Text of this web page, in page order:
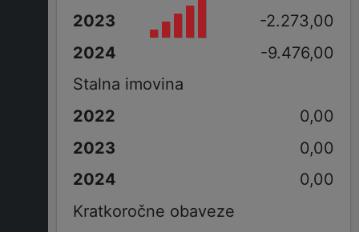
-2.273,00
-9.476,00
Stalna imovina
0,00
0,00
0,00
Kratkoročne obaveze